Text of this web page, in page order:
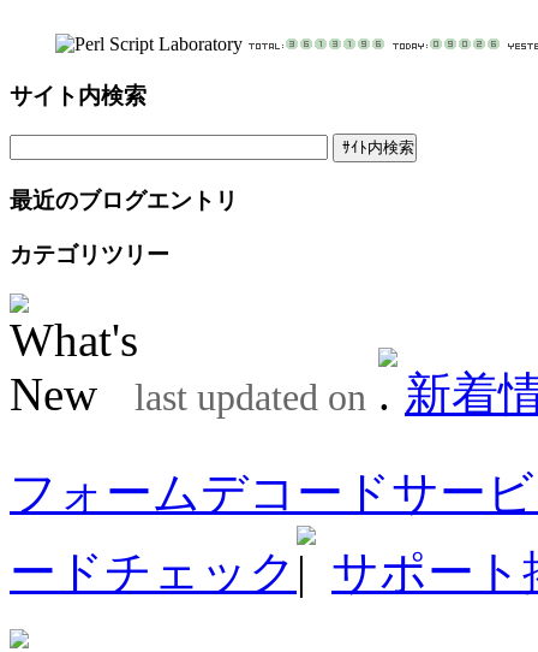
サイト内検索
最近のブログエントリ
カテゴリツリー
last updated on
新着
フォームデコードサー
ードチェック
サポート